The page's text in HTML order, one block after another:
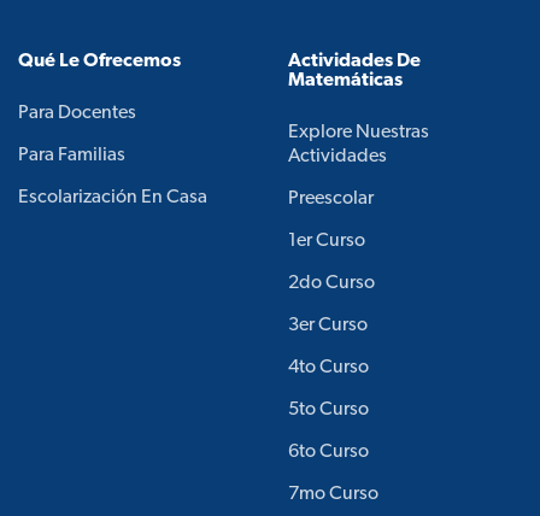
Qué Le Ofrecemos
Para Docentes
Para Familias
Escolarización En Casa
Actividades De
Matemáticas
Explore Nuestras
Actividades
Preescolar
1er Curso
2do Curso
3er Curso
4to Curso
5to Curso
6to Curso
7mo Curso